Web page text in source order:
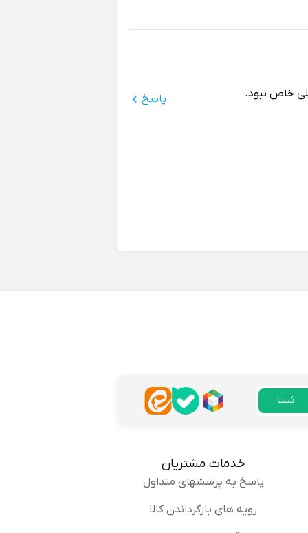
خاص نبود. پاسخ
پاسخ
ثبت
خدمات مشتریان
پاسخ به پرسشهای متداول
رویه های بازگرداندن کالا